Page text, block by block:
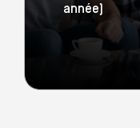
année)